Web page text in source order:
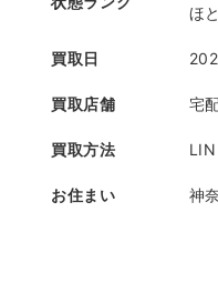
ほ
買取日
買取店舗 宅
買取方法
お住まい 神